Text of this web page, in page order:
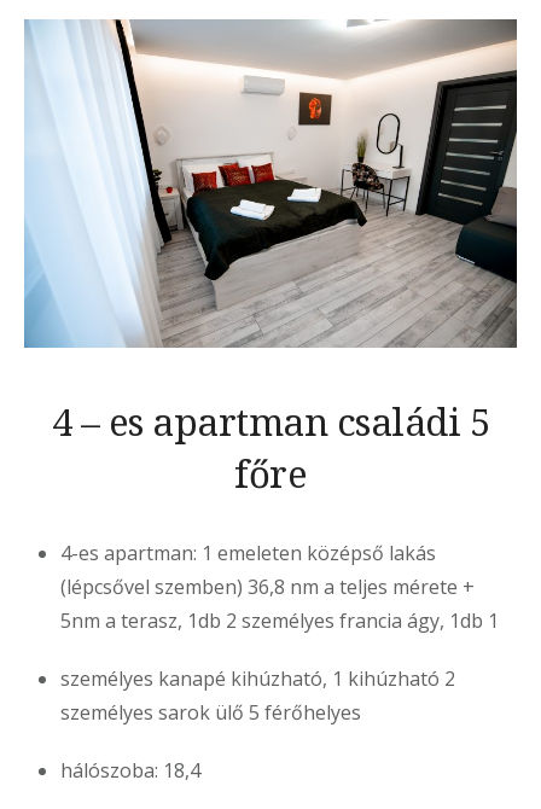
4 – es apartman családi 5
főre
4-es apartman: 1 emeleten középső lakás
(lépcsővel szemben) 36,8 nm a teljes mérete +
5nm a terasz, 1db 2 személyes francia ágy, 1db 1
személyes kanapé kihúzható, 1 kihúzható 2
személyes sarok ülő 5 férőhelyes
hálószoba: 18,4